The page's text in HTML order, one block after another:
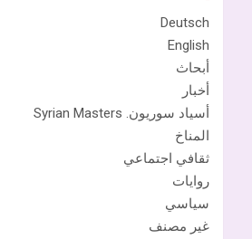
Deutsch
English
أبحاث
أخبار
أسياد سوريون. Syrian Masters
المناخ
ثقافي اجتماعي
روايات
سياسي
غير مصنف